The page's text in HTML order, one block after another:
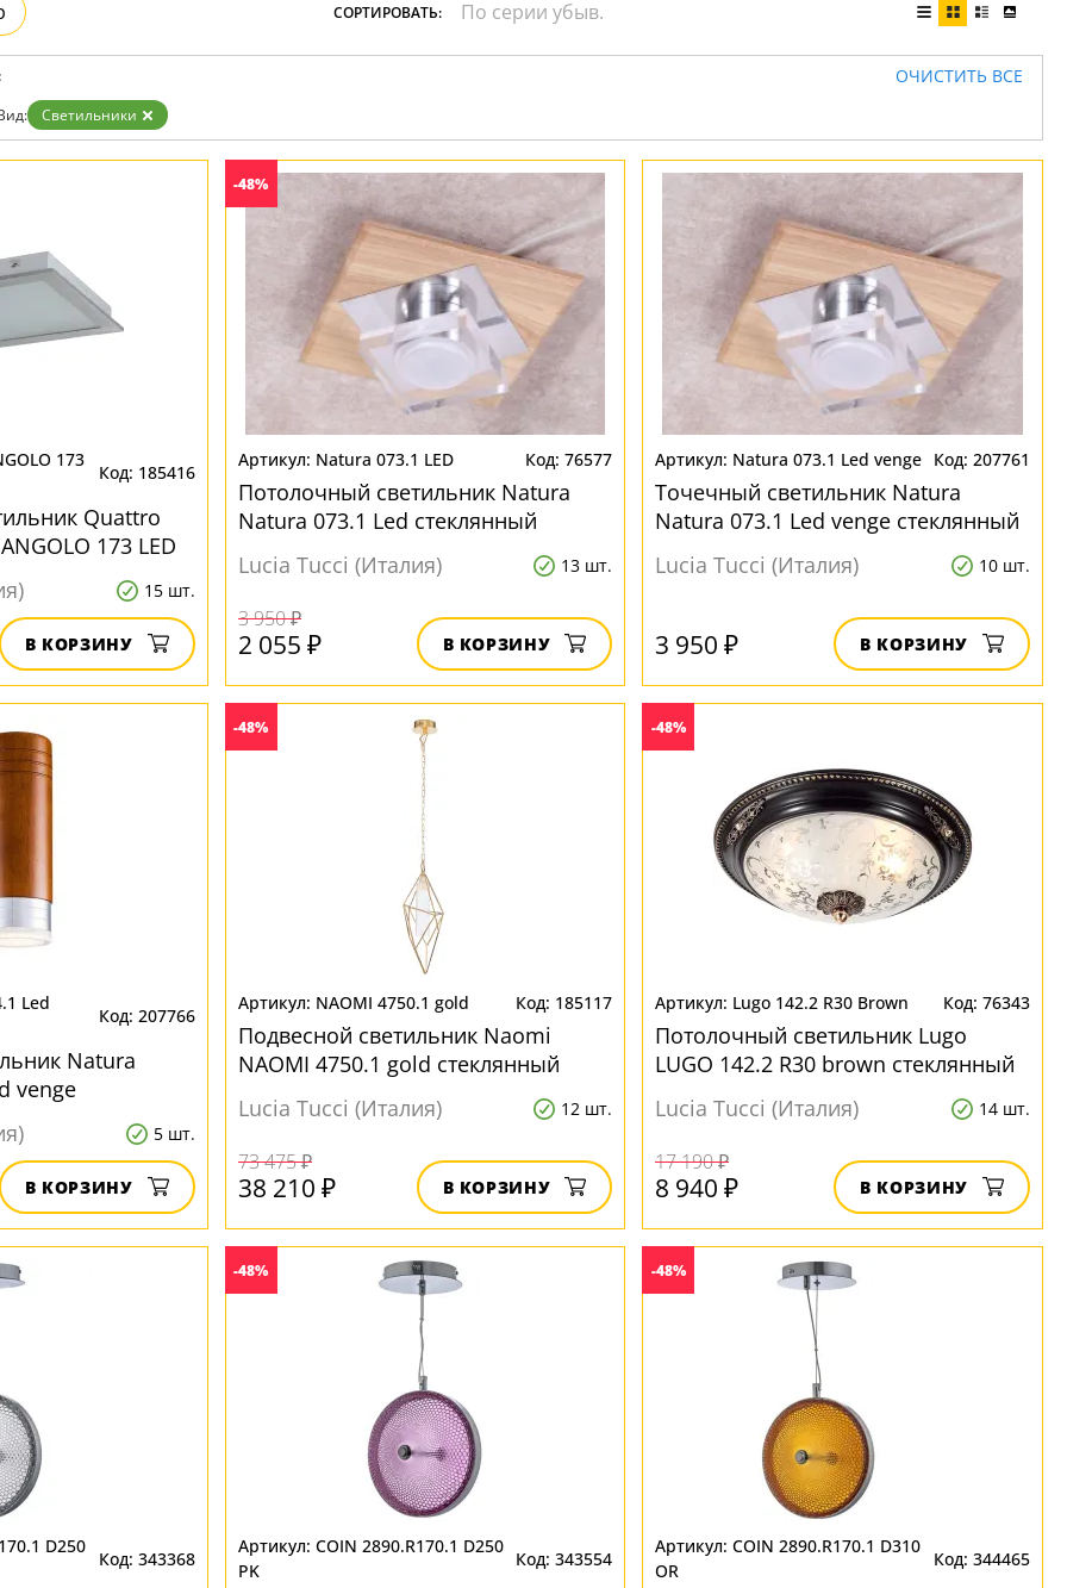
Черные
СОРТИРОВАТЬ:
ОЧИСТИТЬ ВСЕ
Светильники
173
185416
Quattro
173 LED
15 шт.
В КОРЗИНУ
-48%
Natura 073.1 LED 76577
Потолочный светильник Natura
Natura 073.1 Led стеклянный
Lucia Tucci (Италия)
13 шт.
3 950 ₽
2 055 ₽ В КОРЗИНУ
Natura 073.1 Led venge 207761
Точечный светильник Natura
Natura 073.1 Led venge стеклянный
Lucia Tucci (Италия)
10 шт.
3 950 ₽ В КОРЗИНУ
Led
207766
Natura
venge
5 шт.
В КОРЗИНУ
-48%
NAOMI 4750.1 gold 185117
Подвесной светильник Naomi
NAOMI 4750.1 gold стеклянный
Lucia Tucci (Италия)
12 шт.
73 475 ₽
38 210 ₽ В КОРЗИНУ
-48%
Lugo 142.2 R30 Brown 76343
Потолочный светильник Lugo
LUGO 142.2 R30 brown стеклянный
Lucia Tucci (Италия)
14 шт.
17 190 ₽
8 940 ₽ В КОРЗИНУ
D250
343368
-48%
COIN 2890.R170.1 D250
PK
343554
-48%
COIN 2890.R170.1 D310
OR
344465